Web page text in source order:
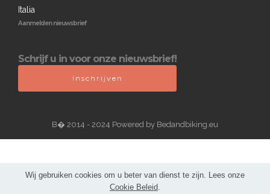
Italia
Aanmelden nieuwsbrief
Schrijf u in voor onze nieuwsbrief!
Inschrijven
В� 2014 - 2024 Powered by Bedandbiking.eu
Wij gebruiken cookies om u beter van dienst te zijn. Lees onze
Cookie Beleid.